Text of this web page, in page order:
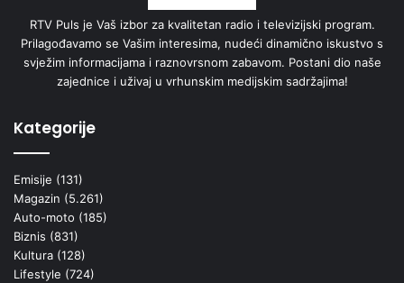
RTV Puls je Vaš izbor za kvalitetan radio i televizijski program.
Prilagođavamo se Vašim interesima, nudeći dinamično iskustvo s
svježim informacijama i raznovrsnom zabavom. Postani dio naše
zajednice i uživaj u vrhunskim medijskim sadržajima!
Kategorije
Emisije (131)
Magazin (5.261)
Auto-moto (185)
Biznis (831)
Kultura (128)
Lifestyle (724)